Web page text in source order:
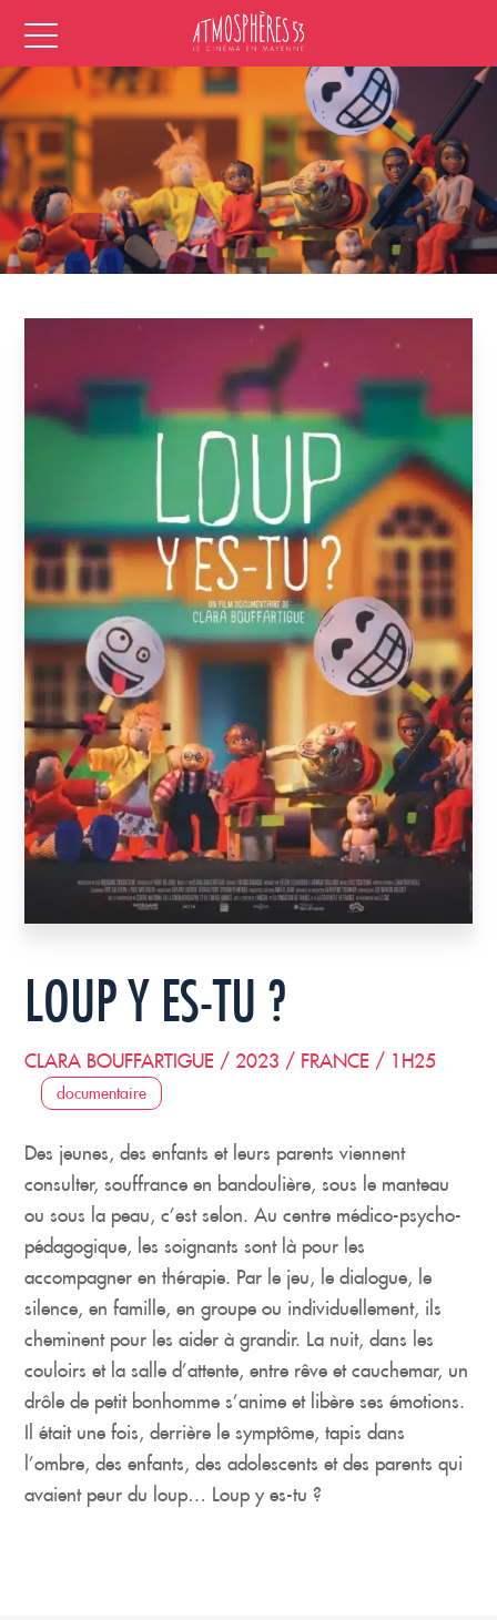
LOUP Y ES-TU ?
CLARA BOUFFARTIGUE / 2023 / FRANCE / 1H25
documentaire
Des jeunes, des enfants et leurs parents viennent
consulter, souffrance en bandoulière, sous le manteau
ou sous la peau, c’est selon. Au centre médico-psycho-
pédagogique, les soignants sont là pour les
accompagner en thérapie. Par le jeu, le dialogue, le
silence, en famille, en groupe ou individuellement, ils
cheminent pour les aider à grandir. La nuit, dans les
couloirs et la salle d’attente, entre rêve et cauchemar, un
drôle de petit bonhomme s’anime et libère ses émotions.
Il était une fois, derrière le symptôme, tapis dans
l’ombre, des enfants, des adolescents et des parents qui
avaient peur du loup… Loup y es-tu ?